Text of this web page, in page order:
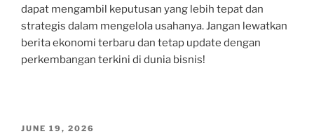
dapat mengambil keputusan yang lebih tepat dan
strategis dalam mengelola usahanya. Jangan lewatkan
berita ekonomi terbaru dan tetap update dengan
perkembangan terkini di dunia bisnis!
POSTED
JUNE 19, 2026